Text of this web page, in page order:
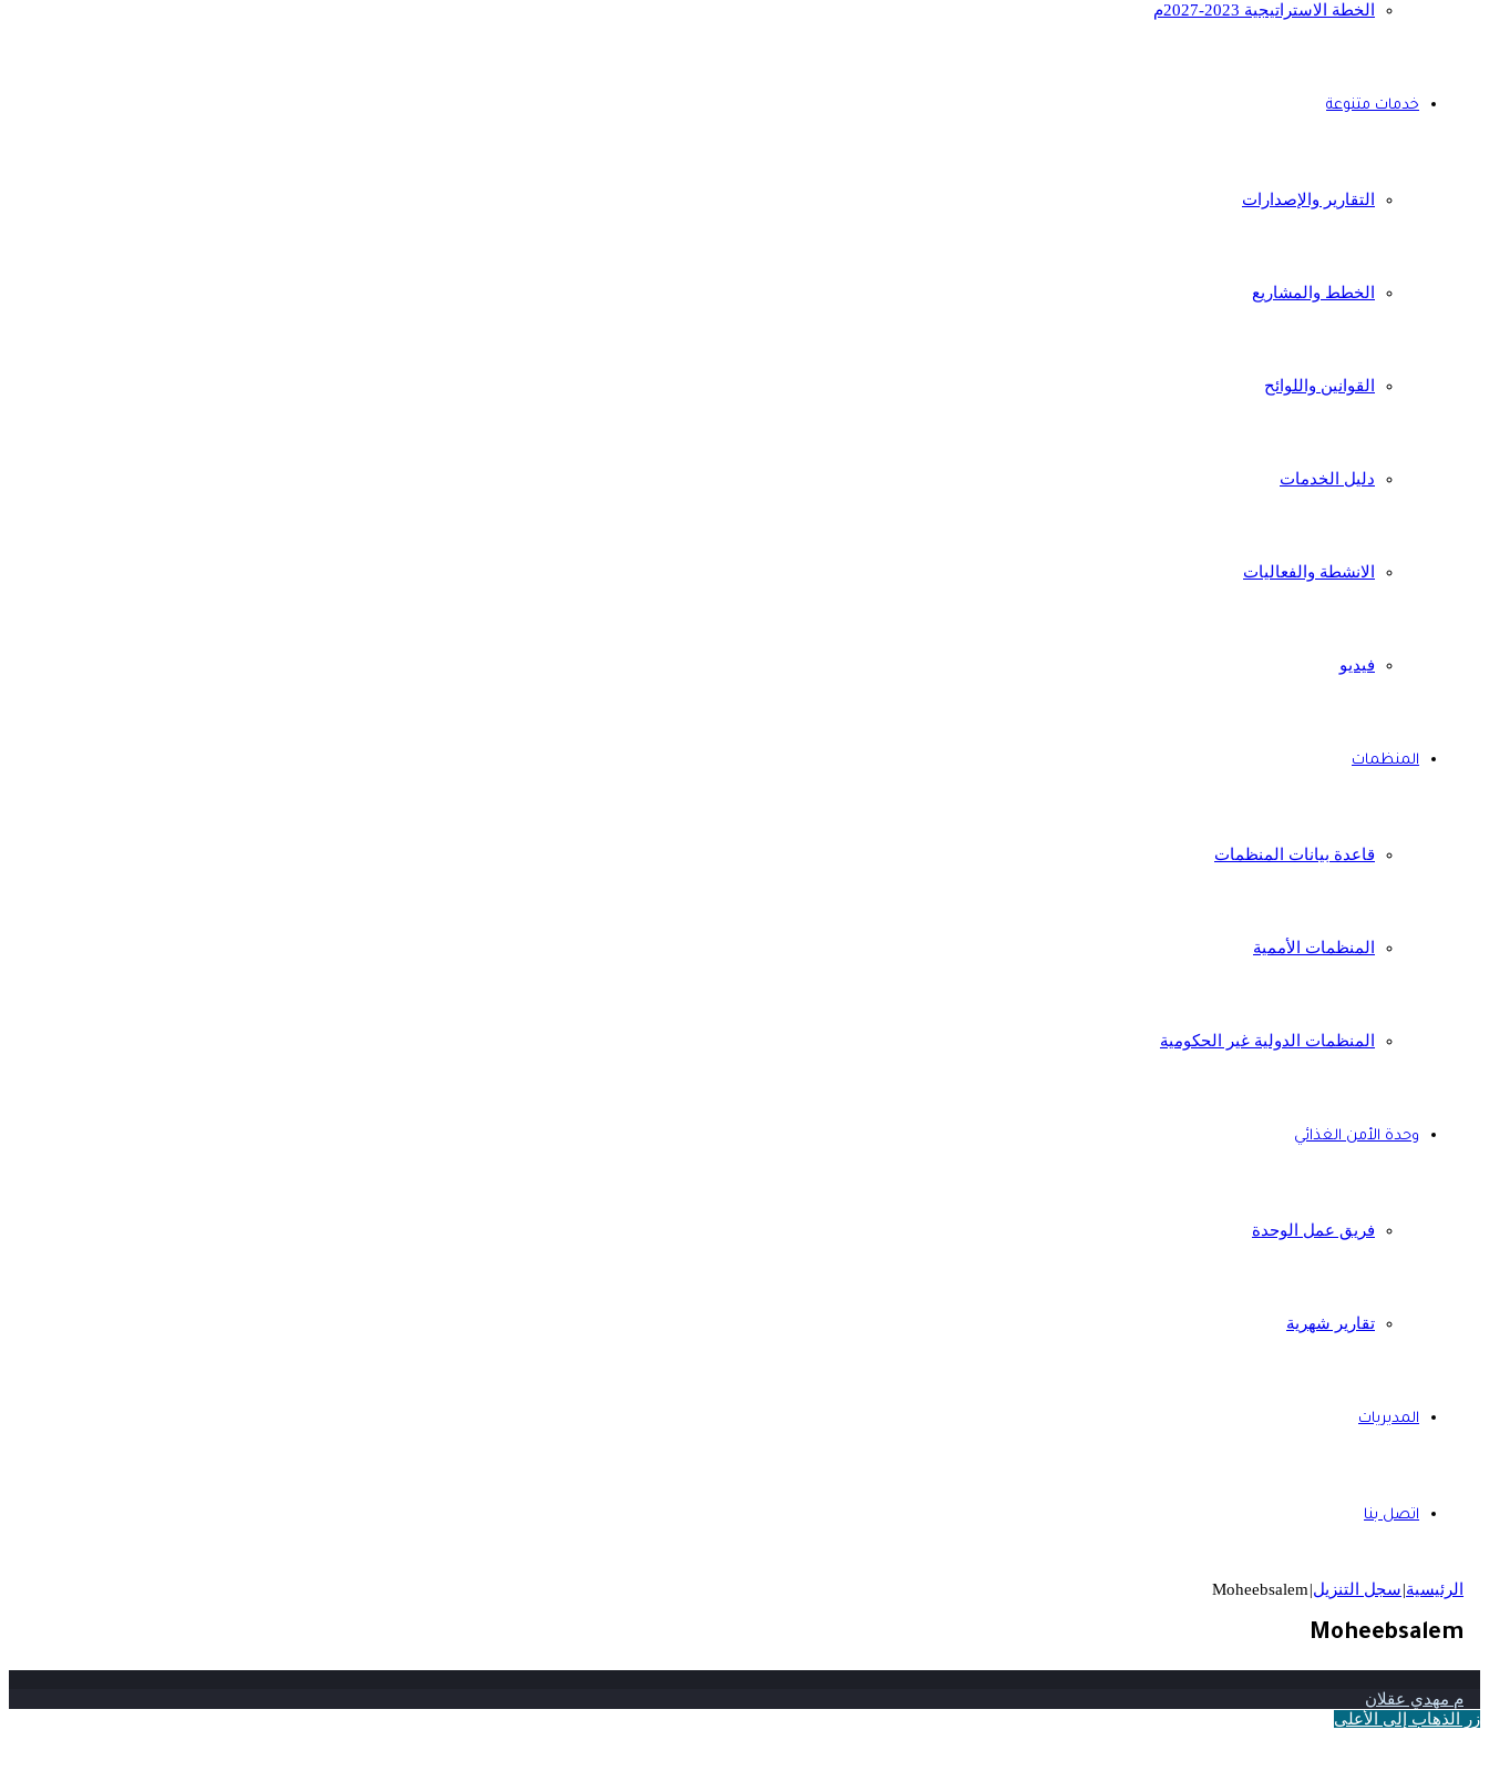
الخطة الاستراتيجية 2023-2027م
خدمات متنوعة
التقارير والإصدارات
الخطط والمشاريع
القوانين واللوائح
دليل الخدمات
الانشطة والفعاليات
فيديو
المنظمات
قاعدة بيانات المنظمات
المنظمات الأممية
المنظمات الدولية غير الحكومية
وحدة الأمن الغذائي
فريق عمل الوحدة
تقارير شهرية
المديريات
اتصل بنا
الرئيسية|سجل التنزيل|
Moheebsalem
Moheebsalem
م مهدي عقلان
زر الذهاب إلى الأعلى